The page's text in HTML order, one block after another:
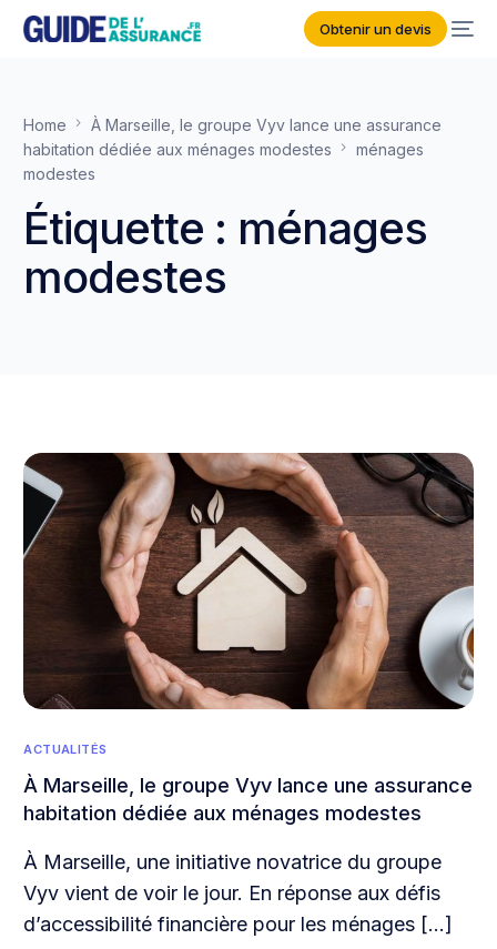
Obtenir un devis
Home
À Marseille, le groupe Vyv lance une assurance
habitation dédiée aux ménages modestes
ménages
modestes
Étiquette : ménages
modestes
ACTUALITÉS
À Marseille, le groupe Vyv lance une assurance
habitation dédiée aux ménages modestes
À Marseille, une initiative novatrice du groupe
Vyv vient de voir le jour. En réponse aux défis
d’accessibilité financière pour les ménages […]